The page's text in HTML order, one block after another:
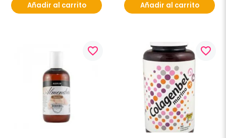
Añadir al carrito Añadir al carrito
favorite_border favorite_border